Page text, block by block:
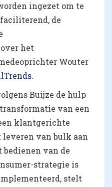
ingezet om te
de
het
Wouter
.
Buijze de hulp
van een
klantgerichte
van bulk aan
van de
strategie is
stelt